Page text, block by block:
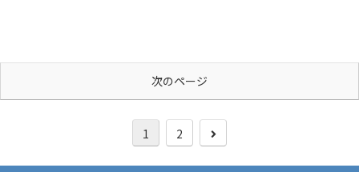
次のページ
1 2
次